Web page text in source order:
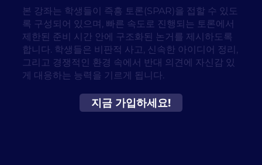
본 강좌는 학생들이 즉흥 토론(SPAR)을 접할 수 있도
록 구성되어 있으며, 빠른 속도로 진행되는 토론에서
제한된 준비 시간 안에 구조화된 논거를 제시하도록
합니다. 학생들은 비판적 사고, 신속한 아이디어 정리,
그리고 경쟁적인 환경 속에서 반대 의견에 자신감 있
게 대응하는 능력을 기르게 됩니다.
지금 가입하세요!